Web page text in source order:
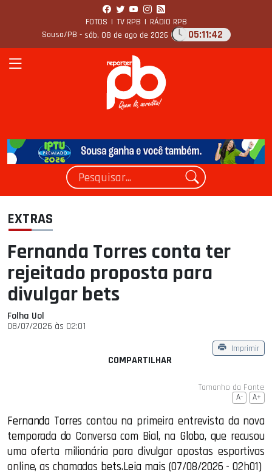
FOTOS | TV RPB | RÁDIO RPB
Sousa/PB - sáb, 08 de ago de 2026 05:11:42
EXTRAS
Fernanda Torres conta ter
rejeitado proposta para
divulgar bets
Folha Uol
08/07/2026 às 02:01
Imprimir
COMPARTILHAR
Tamanho da Fonte
A- A+
Fernanda Torres contou na primeira entrevista da nova
temporada do Conversa com Bial, na Globo, que recusou
uma oferta milionária para divulgar apostas esportivas
online, as chamadas bets.Leia mais (07/08/2026 - 02h01)